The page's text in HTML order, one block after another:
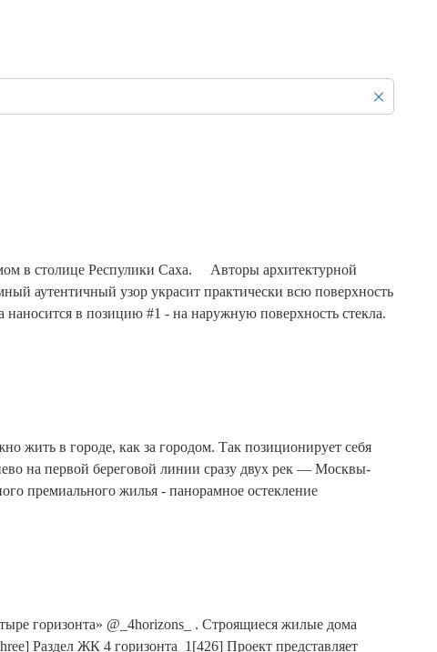
в столице Респулики Саха. ⠀ Авторы архитектурной
аутентичный узор украсит практически всю поверхность
в позицию #1 - на наружную поверхность стекла.
жить в городе, как за городом. Так позиционирует себя
на первой береговой линии сразу двух рек — Москвы-
премиального жилья - панорамное остекление
горизонта» @_4horizons_ . Строящиеся жилые дома
Раздел ЖК 4 горизонта_1[426] Проект представляет